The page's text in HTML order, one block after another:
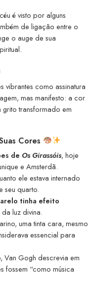
é visto por alguns
de ligação entre o
o auge de sua
vibrantes como assinatura
mas manifesto: a cor
transformado em
Cores
de Os Girassóis, hoje
e Amsterdã.
ele estava internado
seu quarto.
tinha efeito
luz divina.
uma tinta cara, mesmo
essencial para
Van Gogh descrevia em
fossem “como música